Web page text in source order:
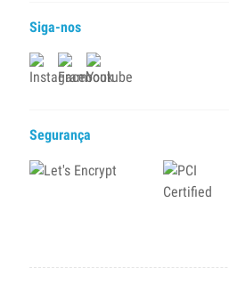
Siga-nos
Segurança